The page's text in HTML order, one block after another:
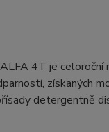
4T je celoroční
získaných
detergentně